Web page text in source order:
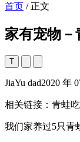
首页 / 正文
家有宠物－
T
JiaYu dad2020 年
相关链接：青蛙
我们家养过5只青